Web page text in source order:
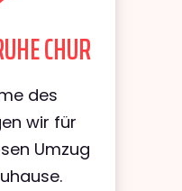
CHUR
des
wir für
Umzug